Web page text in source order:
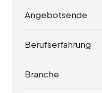
Angebotsende
Berufserfahrung
Branche